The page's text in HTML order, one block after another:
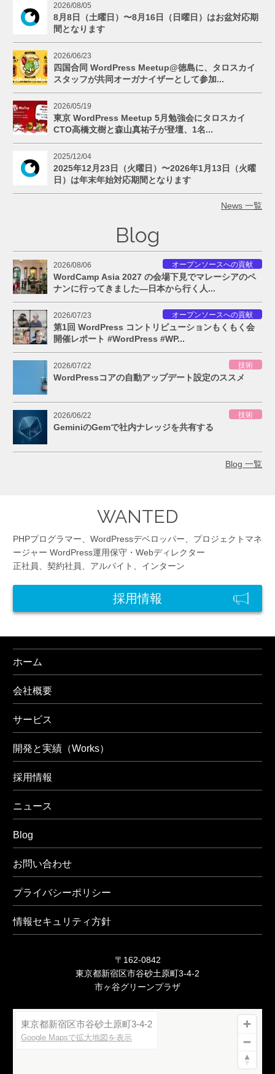
2026/08/05
8月8日（土曜日）〜8月16日（日曜日）はお盆対応期
間となります
2026/06/23
四国合同 WordPress Meetup@徳島に、タロスカイ
スタッフが共同オーガナイザーとして参加...
2026/05/19
東京 WordPress Meetup 5月勉強会にタロスカイ
CTO高橋文樹と森山真祐子が登壇、1名...
2025/12/04
2025年12月23日（火曜日）〜2026年1月13日（火曜
日）は年末年始対応期間となります
News 一覧
Blog
2026/08/06 オープンソースへの貢献
WordCamp Asia 2027 の会場下見でマレーシアのペ
ナンに行ってきました―日本から行く人...
2026/07/23 オープンソースへの貢献
第1回 WordPress コントリビューションもくもく会
開催レポート #WordPress #WP...
2026/07/22 技術
WordPressコアの自動アップデート設定のススメ
2026/06/22 技術
GeminiのGemで社内ナレッジを共有する
Blog 一覧
WANTED
PHPプログラマー、WordPressデベロッパー、プロジェクトマネ
ージャー WordPress運用保守・Webディレクター
正社員、契約社員、アルバイト、インターン
採用情報
ホーム
会社概要
サービス
開発と実績（Works）
採用情報
ニュース
Blog
お問い合わせ
プライバシーポリシー
情報セキュリティ方針
〒162-0842
東京都新宿区市谷砂土原町3-4-2
市ヶ谷グリーンプラザ
東京都新宿区市谷砂土原町3-4-2
Google Mapsで拡大地図を表示